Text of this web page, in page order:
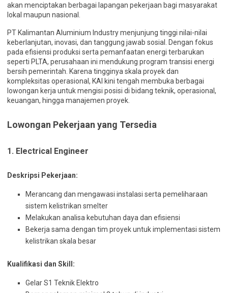
akan menciptakan berbagai lapangan pekerjaan bagi masyarakat
lokal maupun nasional.
PT Kalimantan Aluminium Industry menjunjung tinggi nilai-nilai
keberlanjutan, inovasi, dan tanggung jawab sosial. Dengan fokus
pada efisiensi produksi serta pemanfaatan energi terbarukan
seperti PLTA, perusahaan ini mendukung program transisi energi
bersih pemerintah. Karena tingginya skala proyek dan
kompleksitas operasional, KAI kini tengah membuka berbagai
lowongan kerja untuk mengisi posisi di bidang teknik, operasional,
keuangan, hingga manajemen proyek.
Lowongan Pekerjaan yang Tersedia
1. Electrical Engineer
Deskripsi Pekerjaan:
Merancang dan mengawasi instalasi serta pemeliharaan
sistem kelistrikan smelter
Melakukan analisa kebutuhan daya dan efisiensi
Bekerja sama dengan tim proyek untuk implementasi sistem
kelistrikan skala besar
Kualifikasi dan Skill:
Gelar S1 Teknik Elektro